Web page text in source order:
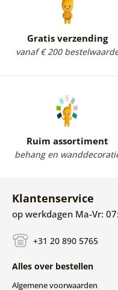
Gratis verzending
vanaf € 200
Ruim assortiment
behang en
Klantenservice
op werkdagen Ma-Vr:
+31 20 890 5765
Alles over bestellen
Algemene voorwaarden